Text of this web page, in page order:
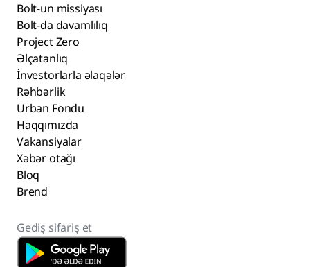
Bolt-un missiyası
Bolt-da davamlılıq
Project Zero
Əlçatanlıq
İnvestorlarla əlaqələr
Rəhbərlik
Urban Fondu
Haqqımızda
Vakansiyalar
Xəbər otağı
Bloq
Brend
Gediş sifariş et